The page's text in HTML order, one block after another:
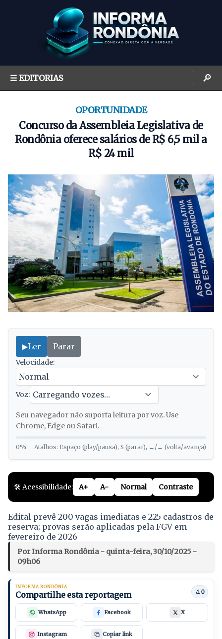
☰ EDITORIAS 🔎
OPORTUNIDADE
Concurso da Assembleia Legislativa de
Rondônia oferece salários de R$ 6,5 mil a
R$ 24 mil
▶Ler Parar
Velocidade:
Voz:
Seu navegador não suporta leitura por voz. Use
Chrome, Edge ou Safari.
0% Atalhos: Espaço (play/pausa), S (parar), ←/→ (volta/avança)
🛠️ Acessibilidade: A+ A- Normal Contraste
Edital prevê 200 vagas imediatas e 225 cadastros de
reserva; provas serão aplicadas pela FGV em
fevereiro de 2026
Por Informa Rondônia - quinta-feira, 30/10/2025 -
09h06
INFORMA RONDÔNIA
Compartilhe esta reportagem 0
WhatsApp Facebook X
Instagram Copiar link